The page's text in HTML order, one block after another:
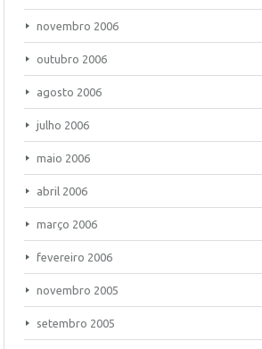
novembro 2006
outubro 2006
agosto 2006
julho 2006
maio 2006
abril 2006
março 2006
fevereiro 2006
novembro 2005
setembro 2005